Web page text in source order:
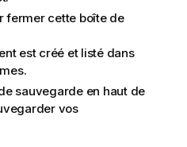
fermer cette boîte de
est créé et listé dans
sauvegarde en haut de
vos